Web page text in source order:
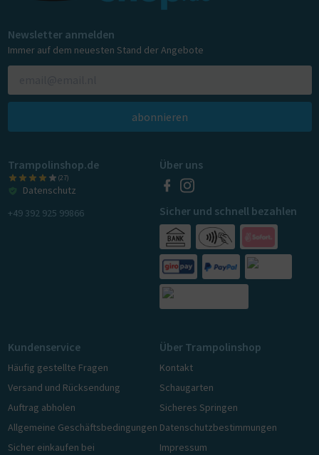
Newsletter anmelden
Immer auf dem neuesten Stand der Angebote
abonnieren
Trampolinshop.de
(27)
Datenschutz
+49 392 925 99866
Über uns
Sicher und schnell bezahlen
Kundenservice
Häufig gestellte Fragen
Versand und Rücksendung
Auftrag abholen
Allgemeine Geschäftsbedingungen
Sicher einkaufen bei
Über Trampolinshop
Kontakt
Schaugarten
Sicheres Springen
Datenschutzbestimmungen
Impressum